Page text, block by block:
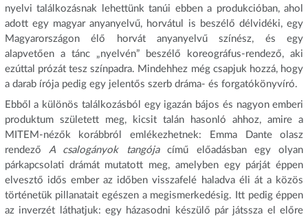
nyelvi találkozásnak lehettünk tanúi ebben a produkcióban, ahol
adott egy magyar anyanyelvű, horvátul is beszélő délvidéki, egy
Magyarországon élő horvát anyanyelvű színész, és egy
alapvetően a tánc „nyelvén” beszélő koreográfus-rendező, aki
ezúttal prózát tesz színpadra. Mindehhez még csapjuk hozzá, hogy
a darab írója pedig egy jelentős szerb dráma- és forgatókönyvíró.
Ebből a különös találkozásból egy igazán bájos és nagyon emberi
produktum született meg, kicsit talán hasonló ahhoz, amire a
MITEM-nézők korábbról emlékezhetnek: Emma Dante olasz
rendező A csalogányok tangójacímű előadásban egy olyan
párkapcsolati drámát mutatott meg, amelyben egy párját éppen
elvesztő idős ember az időben visszafelé haladva éli át a közös
történetük pillanatait egészen a megismerkedésig. Itt pedig éppen
az inverzét láthatjuk: egy házasodni készülő pár játssza el előre